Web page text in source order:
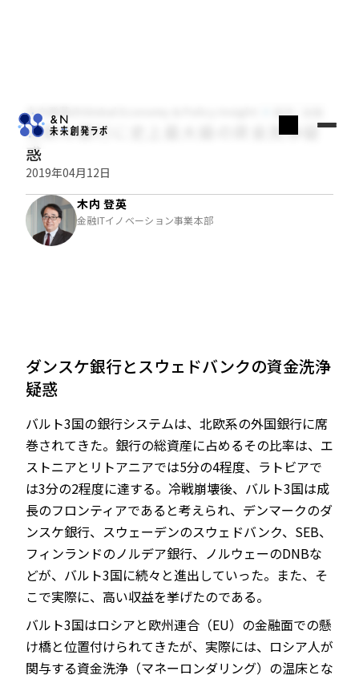
JP EN
木内登英のGlobal Economy & Policy Insight
北欧の銀行に史上最大級の資金洗浄疑
惑
2019年04月12日
木内 登英
金融ITイノベーション事業本部
ダンスケ銀行とスウェドバンクの資金洗浄
疑惑
バルト3国の銀行システムは、北欧系の外国銀行に席
巻されてきた。銀行の総資産に占めるその比率は、エ
ストニアとリトアニアでは5分の4程度、ラトビアで
は3分の2程度に達する。冷戦崩壊後、バルト3国は成
長のフロンティアであると考えられ、デンマークのダ
ンスケ銀行、スウェーデンのスウェドバンク、SEB、
フィンランドのノルデア銀行、ノルウェーのDNBな
どが、バルト3国に続々と進出していった。また、そ
こで実際に、高い収益を挙げたのである。
バルト3国はロシアと欧州連合（EU）の金融面での懸
け橋と位置付けられてきたが、実際には、ロシア人が
関与する資金洗浄（マネーロンダリング）の温床とな